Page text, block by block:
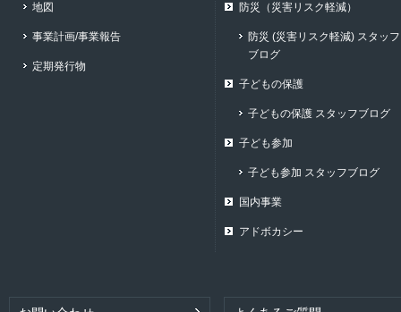
地図
事業計画/事業報告
定期発行物
防災（災害リスク軽減）
防災 (災害リスク軽減) スタッフ
ブログ
子どもの保護
子どもの保護 スタッフブログ
子ども参加
子ども参加 スタッフブログ
国内事業
アドボカシー